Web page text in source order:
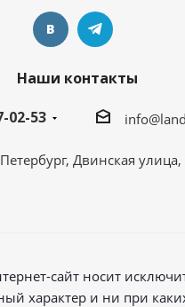
Наши контакты
02-53
Двинская
сайт носит
характер и ни при